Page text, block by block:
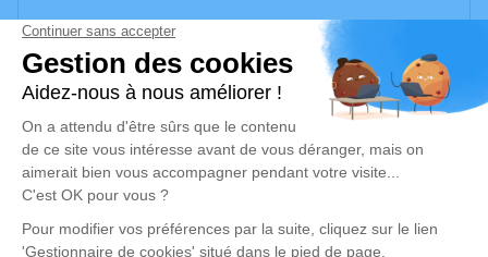
Nous vous invitons à utiliser cet espace pour laisser
vos condoléances, partager des photos souvenirs, une
anecdote ou exprimer vos pensées à travers des
poèmes ou des textes. Cet endroit est un lieu
d'expression dédié à honorer la mémoire de Marie-
Gabrielle CALMON.
Un service de plantation d’arbre hommage est
disponible ici .